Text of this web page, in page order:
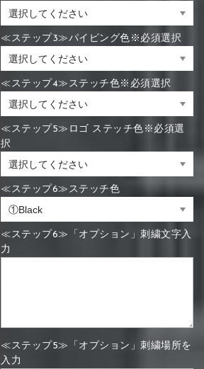
≪ステップ3≫パイピング色※必須選択
≪ステップ4≫ステッチ色※必須選択
≪ステップ5≫ロゴ ステッチ色※必須選
択
≪ステップ6≫ステッチ色
≪ステップ6≫「オプション」刺繍文字入
力
≪ステップ5≫「オプション」刺繍場所を
入力